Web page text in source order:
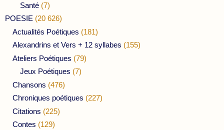
Santé (7)
POESIE (20 626)
Actualités Poétiques (181)
Alexandrins et Vers + 12 syllabes (155)
Ateliers Poétiques (79)
Jeux Poétiques (7)
Chansons (476)
Chroniques poétiques (227)
Citations (225)
Contes (129)